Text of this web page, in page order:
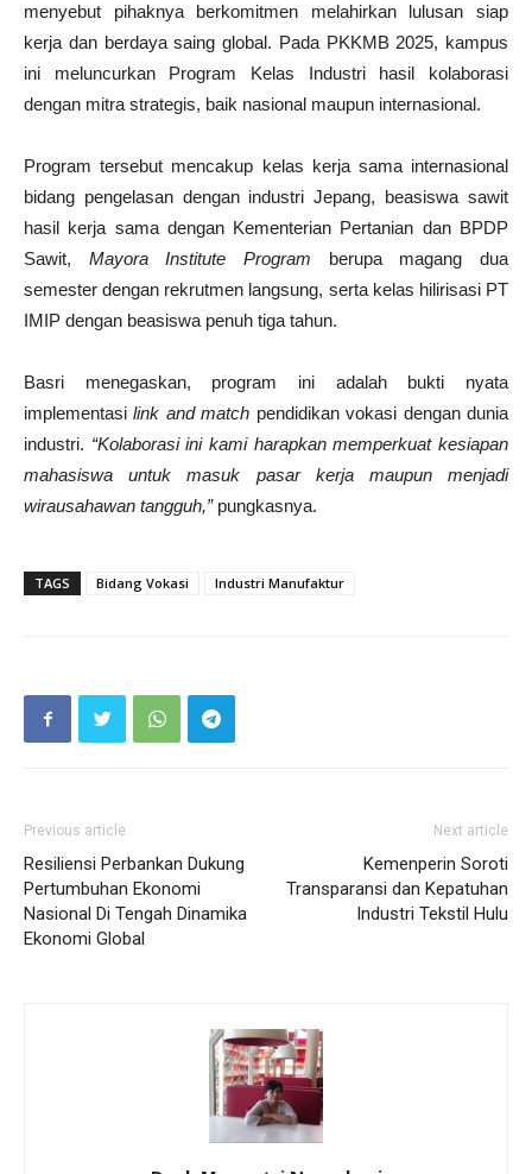
menyebut pihaknya berkomitmen melahirkan lulusan siap
kerja dan berdaya saing global. Pada PKKMB 2025, kampus
ini meluncurkan Program Kelas Industri hasil kolaborasi
dengan mitra strategis, baik nasional maupun internasional.
Program tersebut mencakup kelas kerja sama internasional
bidang pengelasan dengan industri Jepang, beasiswa sawit
hasil kerja sama dengan Kementerian Pertanian dan BPDP
Sawit, Mayora Institute Program berupa magang dua
semester dengan rekrutmen langsung, serta kelas hilirisasi PT
IMIP dengan beasiswa penuh tiga tahun.
Basri menegaskan, program ini adalah bukti nyata
implementasilink and match pendidikan vokasi dengan dunia
industri. “Kolaborasi ini kami harapkan memperkuat kesiapan
mahasiswa untuk masuk pasar kerja maupun menjadi
wirausahawan tangguh,”pungkasnya.
TAGS Bidang Vokasi Industri Manufaktur
Previous article
Resiliensi Perbankan Dukung
Pertumbuhan Ekonomi
Nasional Di Tengah Dinamika
Ekonomi Global
Next article
Kemenperin Soroti
Transparansi dan Kepatuhan
Industri Tekstil Hulu